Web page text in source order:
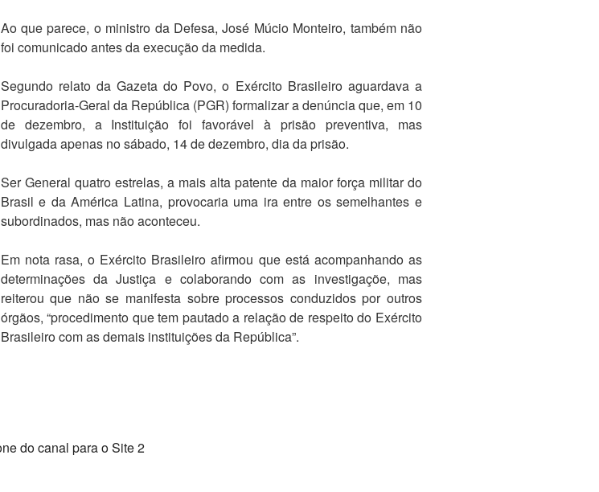
Ao que parece, o ministro da Defesa, José Múcio Monteiro, também não
foi comunicado antes da execução da medida.
Segundo relato da Gazeta do Povo, o Exército Brasileiro aguardava a
Procuradoria-Geral da República (PGR) formalizar a denúncia que, em 10
de dezembro, a Instituição foi favorável à prisão preventiva, mas
divulgada apenas no sábado, 14 de dezembro, dia da prisão.
Ser General quatro estrelas, a mais alta patente da maior força militar do
Brasil e da América Latina, provocaria uma ira entre os semelhantes e
subordinados, mas não aconteceu.
Em nota rasa, o Exército Brasileiro afirmou que está acompanhando as
determinações da Justiça e colaborando com as investigaçõe, mas
reiterou que não se manifesta sobre processos conduzidos por outros
órgãos, “procedimento que tem pautado a relação de respeito do Exército
Brasileiro com as demais instituições da República”.